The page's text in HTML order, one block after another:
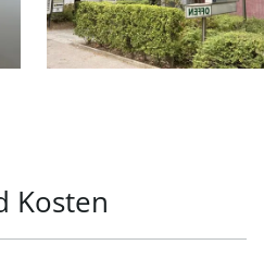
- Möglichkeit in der
in der
Kosten